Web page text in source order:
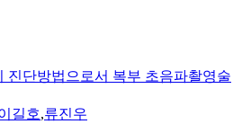
진단방법으로서 복부 초음파촬영술
길호,류진우